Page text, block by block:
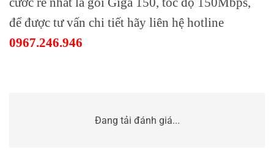
để được tư vấn chi tiết hãy liên hệ hotline
0967.246.946
Đang tải đánh giá...